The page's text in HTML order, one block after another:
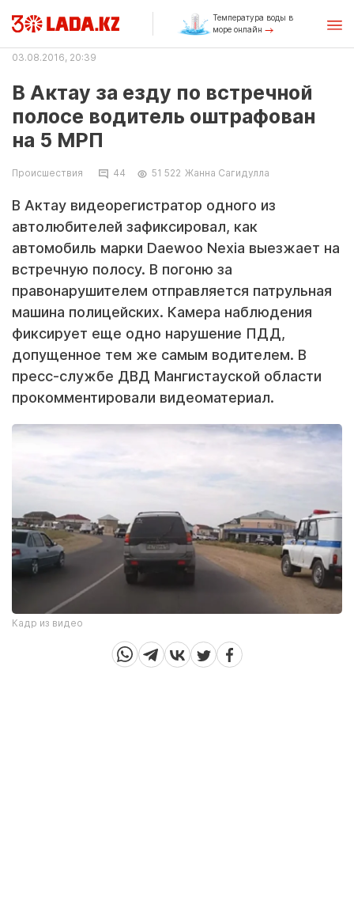
Температура воды в
море онлайн
03.08.2016, 20:39
В Актау за езду по встречной
полосе водитель оштрафован
на 5 МРП
Происшествия 44 51 522 Жанна Сагидулла
В Актау видеорегистратор одного из
автолюбителей зафиксировал, как
автомобиль марки Daewoo Nexia выезжает на
встречную полосу. В погоню за
правонарушителем отправляется патрульная
машина полицейских. Камера наблюдения
фиксирует еще одно нарушение ПДД,
допущенное тем же самым водителем. В
пресс-службе ДВД Мангистауской области
прокомментировали видеоматериал.
Кадр из видео